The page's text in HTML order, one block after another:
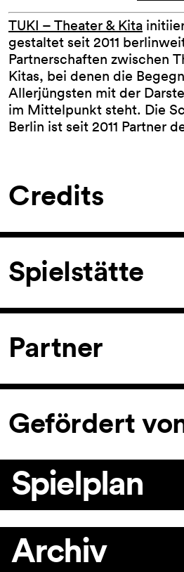
TUKI – Theater & Kita
gestaltet seit 2011
Partnerschaften zwischen
Kitas, bei denen die
Allerjüngsten mit der
im Mittelpunkt steht. Die
Berlin ist seit 2011 Partner
Credits
Spielstätte
Partner
Gefördert
Spielplan
Archiv